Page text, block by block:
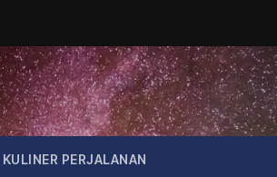
KULINER PERJALANAN